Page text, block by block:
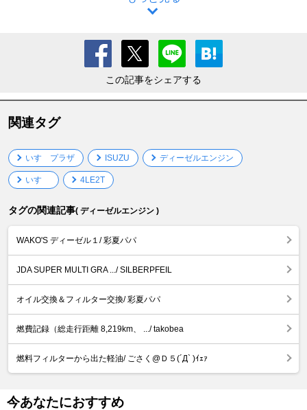
この記事をシェアする
関連タグ
いすゞプラザ ISUZU ディーゼルエンジン
いすゞ 4LE2T
タグの関連記事( ディーゼルエンジン )
WAKO'S ディーゼル１/ 彩夏パパ
JDA SUPER MULTI GRA .../ SILBERPFEIL
オイル交換＆フィルター交換/ 彩夏パパ
燃費記録（総走行距離 8,219km、 .../ takobea
燃料フィルターから出た軽油/ ごさく@Ｄ５(´Д` )ｲｪｧ
今あなたにおすすめ